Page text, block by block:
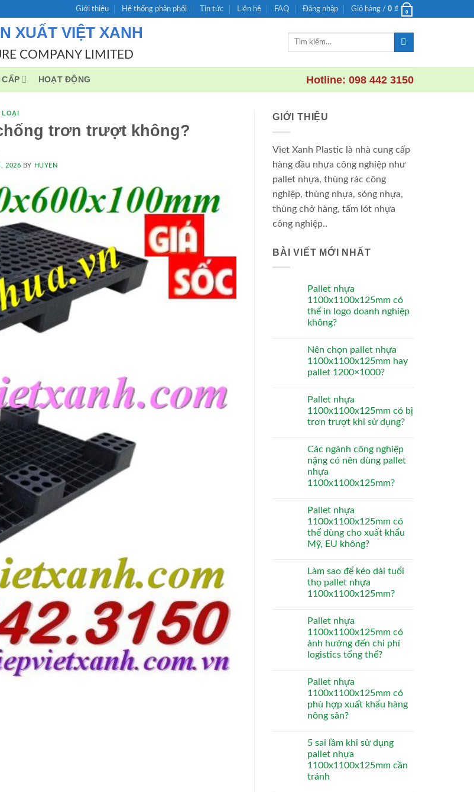
Giới thiệu Hệ thống phân phối Tin tức Liên hệ FAQ Đăng nhập Giỏ hàng / 0 ₫ 0
XUẤT VIỆT XANH
COMPANY LIMITED
Tìm
CẤP HOẠT ĐỘNG Hotline: 098 442 3150
LOẠI
trơn trượt không?
2026 BY HUYEN
GIỚI THIỆU
Viet Xanh Plastic là nhà cung cấp
hàng đầu nhựa công nghiệp như
pallet nhựa, thùng rác công
nghiệp, thùng nhựa, sóng nhựa,
thùng chở hàng, tấm lót nhựa
công nghiệp..
BÀI VIẾT MỚI NHẤT
Pallet nhựa
1100x1100x125mm có
thể in logo doanh nghiệp
không?
Nên chọn pallet nhựa
1100x1100x125mm hay
pallet 1200×1000?
Pallet nhựa
1100x1100x125mm có bị
trơn trượt khi sử dụng?
Các ngành công nghiệp
nặng có nên dùng pallet
nhựa
1100x1100x125mm?
Pallet nhựa
1100x1100x125mm có
thể dùng cho xuất khẩu
Mỹ, EU không?
Làm sao để kéo dài tuổi
thọ pallet nhựa
1100x1100x125mm?
Pallet nhựa
1100x1100x125mm có
ảnh hưởng đến chi phí
logistics tổng thể?
Pallet nhựa
1100x1100x125mm có
phù hợp xuất khẩu hàng
nông sản?
5 sai lầm khi sử dụng
pallet nhựa
1100x1100x125mm cần
tránh